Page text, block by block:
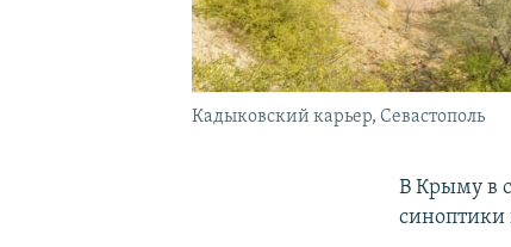
Кадыковский карьер, Севастополь
В Крыму в
синоптики